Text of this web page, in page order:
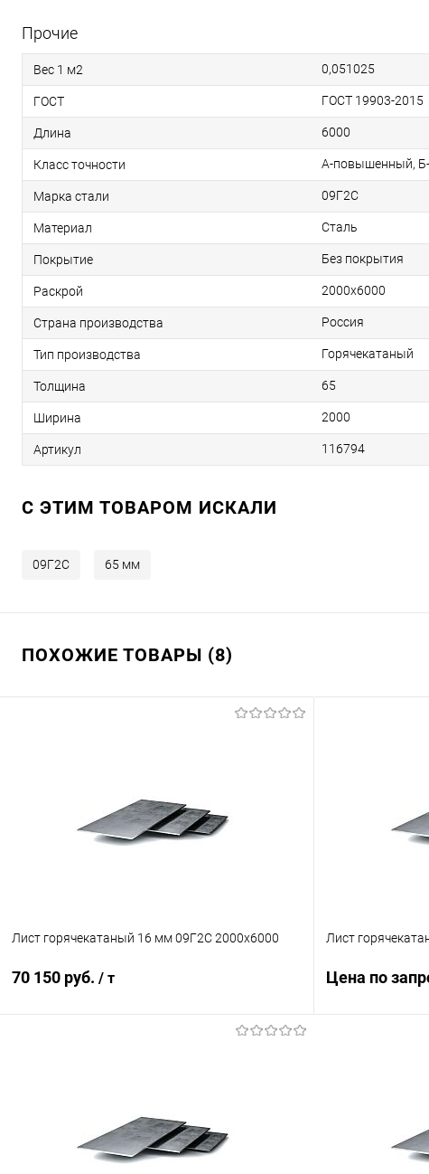
Прочие
Вес 1 м2 0,051025
ГОСТ ГОСТ 19903-2015
Длина 6000
Класс точности А-повышенный,
Марка стали 09Г2С
Материал Сталь
Покрытие Без покрытия
Раскрой 2000х6000
Страна производства Россия
Тип производства Горячекатаный
Толщина 65
Ширина 2000
Артикул 116794
C ЭТИМ ТОВАРОМ ИСКАЛИ
09Г2С 65 мм
ПОХОЖИЕ ТОВАРЫ (8)
Лист горячекатаный 16 мм 09Г2С 2000х6000
70 150 руб. / т
Под заказ
Лист
Цена по